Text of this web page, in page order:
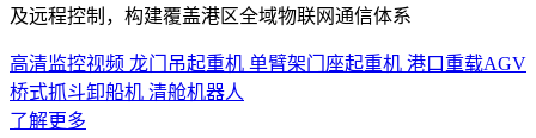
及远程控制，构建覆盖港区全域物联网通信体系
高清监控视频 龙门吊起重机 单臂架门座起重机 港口重载AGV
桥式抓斗卸船机 清舱机器人
了解更多